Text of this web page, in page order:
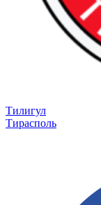
Тилигул
Тирасполь